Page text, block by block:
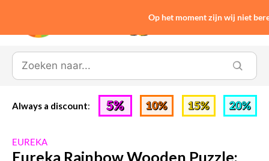
0
Always a discount:
EUREKA
Eureka Rainbow Wooden Puzzle:
Op het moment zijn wij niet